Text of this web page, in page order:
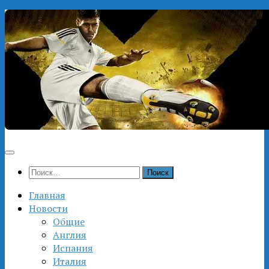
Перейти
к
содержимому
Найти:
Главная
Новости
Общие
Англия
Испания
Италия